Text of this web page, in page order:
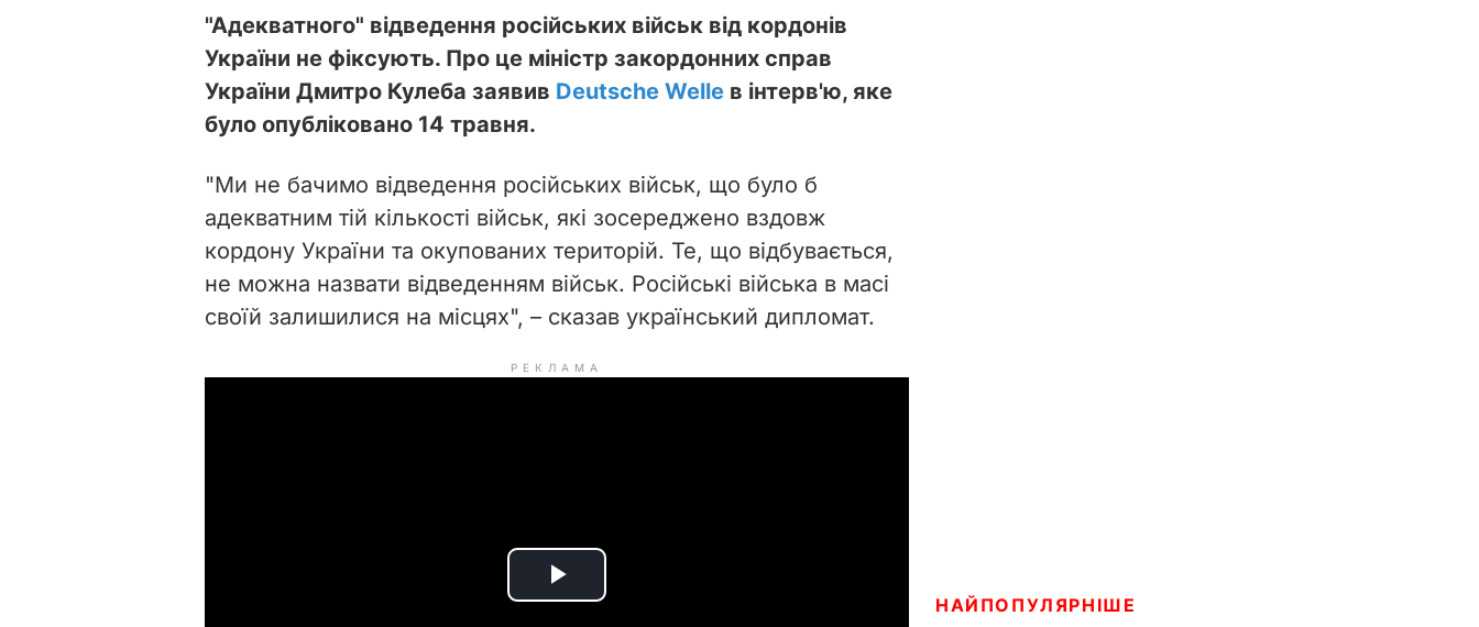
"Адекватного" відведення російських військ від кордонів
України не фіксують. Про це міністр закордонних справ
України Дмитро Кулеба заявив Deutsche Welle в інтерв'ю, яке
було опубліковано 14 травня.
"Ми не бачимо відведення російських військ, що було б
адекватним тій кількості військ, які зосереджено вздовж
кордону України та окупованих територій. Те, що відбувається,
не можна назвати відведенням військ. Російські війська в масі
своїй залишилися на місцях", – сказав український дипломат.
РЕКЛАМА
P
НАЙПОПУЛЯРНІШЕ